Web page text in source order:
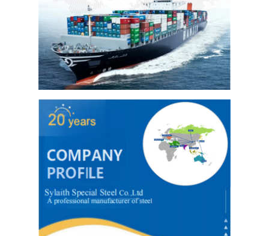
304 листы из нержавеющей стали
Труба нержавеющей стали 304
Лист из нержавеющей стали 316L
Труба из нержавеющей стали 316L
2205 Плитка из нержавеющей стали
Отполированная плита нержавеющей стали
декоративная трубка из нержавеющей стали
бар нержавеющей стали
Алюминиевый материал